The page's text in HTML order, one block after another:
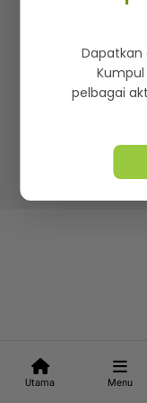
Utama Menu
Hakcipta
pelbagai